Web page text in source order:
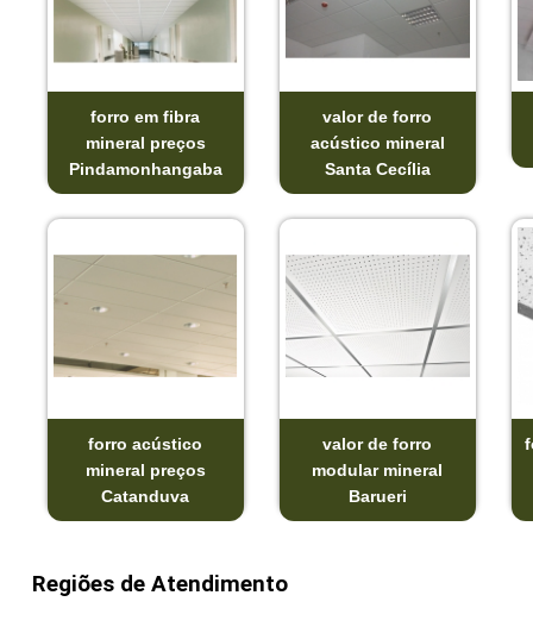
forro em fibra
mineral preços
Pindamonhangaba
valor de forro
acústico mineral
Santa Cecília
forro acústico
mineral preços
Catanduva
valor de forro
modular mineral
Barueri
Regiões de Atendimento